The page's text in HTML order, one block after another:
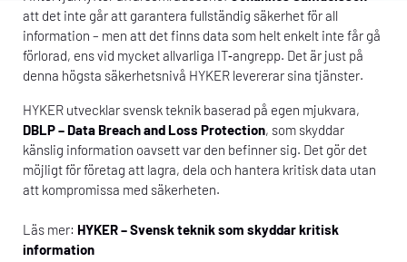
att det inte går att garantera fullständig säkerhet för all
information – men att det finns data som helt enkelt inte får gå
förlorad, ens vid mycket allvarliga IT‑angrepp. Det är just på
denna högsta säkerhetsnivå HYKER levererar sina tjänster.
HYKER utvecklar svensk teknik baserad på egen mjukvara,
DBLP – Data Breach and Loss Protection, som skyddar
känslig information oavsett var den befinner sig. Det gör det
möjligt för företag att lagra, dela och hantera kritisk data utan
att kompromissa med säkerheten.
Läs mer: HYKER – Svensk teknik som skyddar kritisk
information